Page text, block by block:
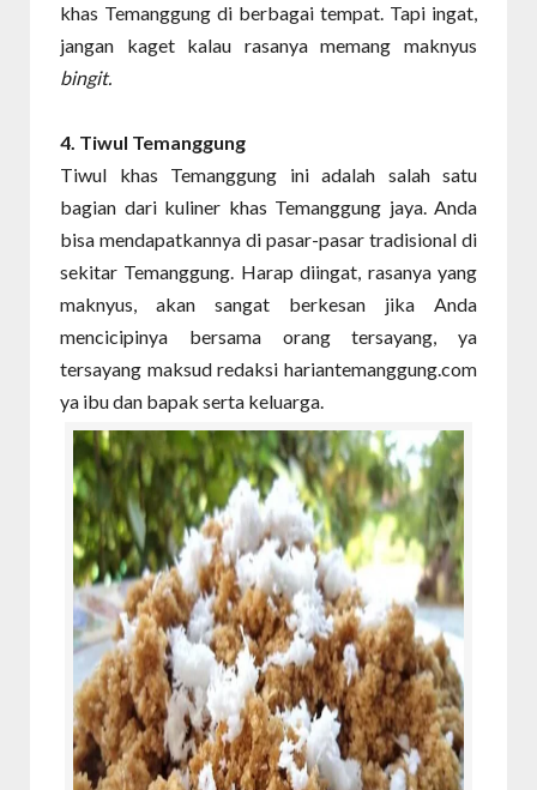
khas Temanggung di berbagai tempat. Tapi ingat,
jangan kaget kalau rasanya memang maknyus
bingit.
4. Tiwul Temanggung
Tiwul khas Temanggung ini adalah salah satu
bagian dari kuliner khas Temanggung jaya. Anda
bisa mendapatkannya di pasar-pasar tradisional di
sekitar Temanggung. Harap diingat, rasanya yang
maknyus, akan sangat berkesan jika Anda
mencicipinya bersama orang tersayang, ya
tersayang maksud redaksi hariantemanggung.com
ya ibu dan bapak serta keluarga.